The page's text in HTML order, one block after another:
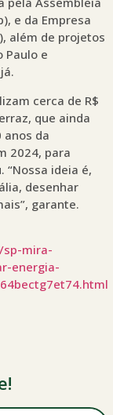
e da Empresa
além de projetos
Paulo e
cerca de R$
que ainda
da
2024, para
ideia é,
desenhar
garante.
mira-
energia-